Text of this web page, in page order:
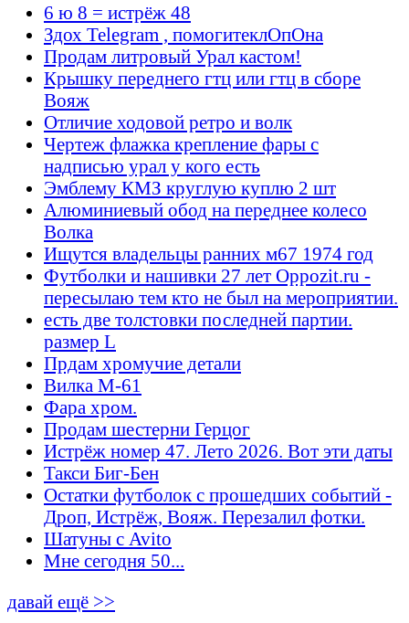
6 ю 8 = истрёж 48
Здох Telegram , помогитеклОпОна
Продам литровый Урал кастом!
Крышку переднего гтц или гтц в сборе
Вояж
Отличие ходовой ретро и волк
Чертеж флажка крепление фары с
надписью урал у кого есть
Эмблему КМЗ круглую куплю 2 шт
Алюминиевый обод на переднее колесо
Волка
Ищутся владельцы ранних м67 1974 год
Футболки и нашивки 27 лет Oppozit.ru -
пересылаю тем кто не был на мероприятии.
есть две толстовки последней партии.
размер L
Прдам хромучие детали
Вилка М-61
Фара хром.
Продам шестерни Герцог
Истрёж номер 47. Лето 2026. Вот эти даты
Такси Биг-Бен
Остатки футболок с прошедших событий -
Дроп, Истрёж, Вояж. Перезалил фотки.
Шатуны с Avito
Мне сегодня 50...
давай ещё >>